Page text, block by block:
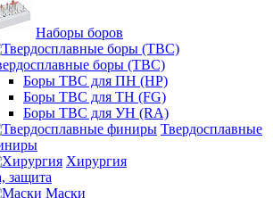
Наборы боров
боры (ТВС)
Боры ТВС для ПН (HP)
Боры ТВС для ТН (FG)
Боры ТВС для УН (RA)
Твердосплавные
Хирургия
защита
Маски